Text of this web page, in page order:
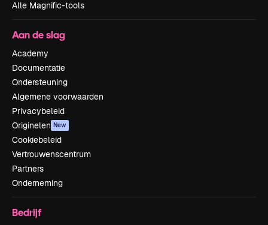
Alle Magnific-tools
Aan de slag
Academy
Documentatie
Ondersteuning
Algemene voorwaarden
Privacybeleid
Originelen New
Cookiebeleid
Vertrouwenscentrum
Partners
Onderneming
Bedrijf